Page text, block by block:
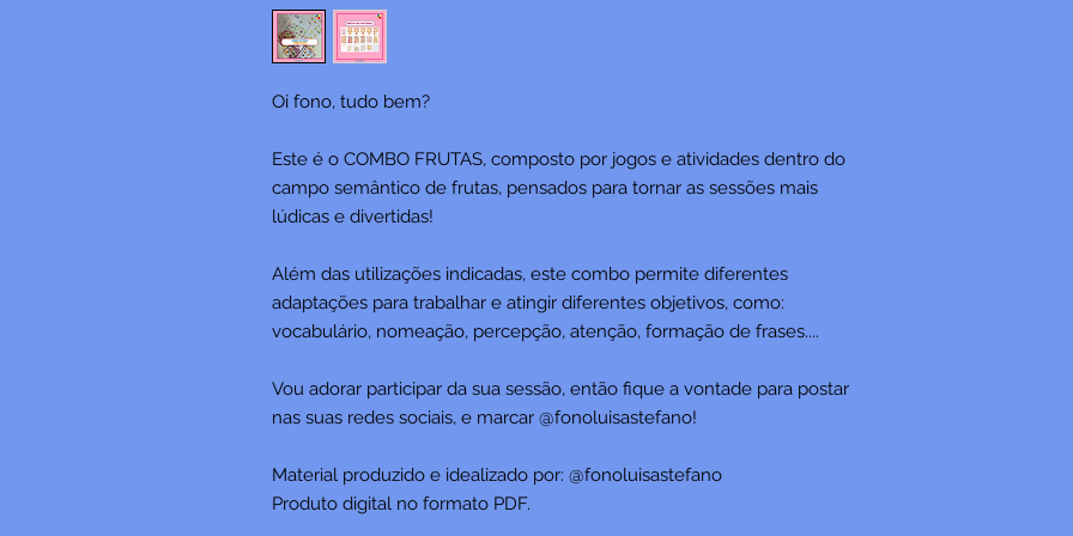
Oi fono, tudo bem?
Este é o COMBO FRUTAS, composto por jogos e atividades dentro do
campo semântico de frutas, pensados para tornar as sessões mais
lúdicas e divertidas!
Além das utilizações indicadas, este combo permite diferentes
adaptações para trabalhar e atingir diferentes objetivos, como:
vocabulário, nomeação, percepção, atenção, formação de frases....
Vou adorar participar da sua sessão, então fique a vontade para postar
nas suas redes sociais, e marcar @fonoluisastefano!
Material produzido e idealizado por: @fonoluisastefano
Produto digital no formato PDF.